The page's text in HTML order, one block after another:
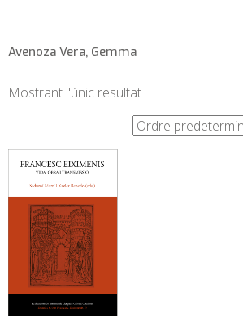
Avenoza Vera, Gemma
Mostrant l'únic resultat